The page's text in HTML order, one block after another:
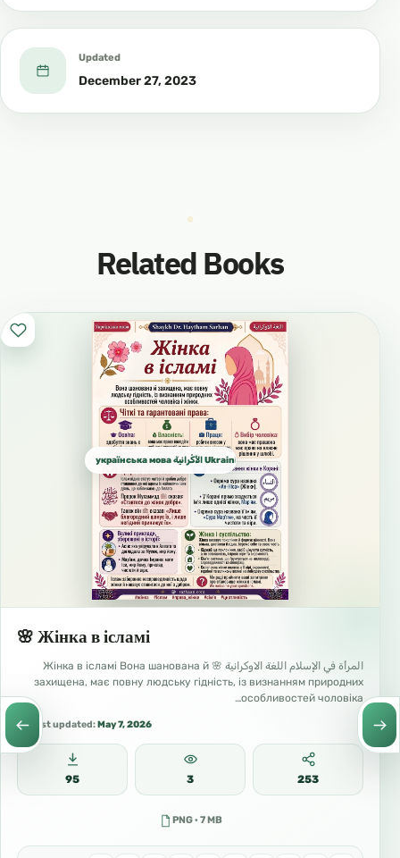
Updated
December 27, 2023
Related Books
українська мова الأُكْرانية Ukrainian الأوكرانية
🌸 Жінка в ісламі
المرأة في الإسلام اللغة الاوكرانية 🌸 Жінка в ісламі Вона шанована й
захищена, має повну людську гідність, із визнанням природних
особливостей чоловіка…
Last updated:May 7, 2026
95 3 253
PNG · 7 MB